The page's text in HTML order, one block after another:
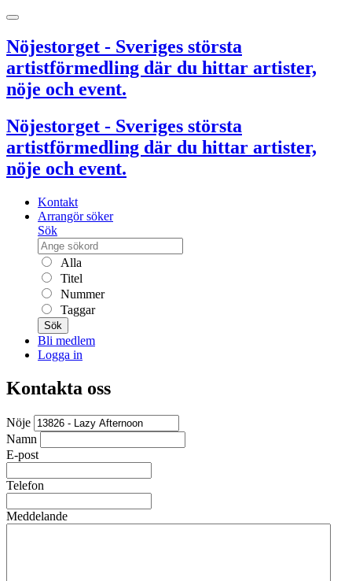
Nöjestorget - Sveriges största
artistförmedling där du hittar artister,
nöje och event.
Nöjestorget - Sveriges största
artistförmedling där du hittar artister,
nöje och event.
Kontakt
Arrangör söker
Sök
Alla
Titel
Nummer
Taggar
Sök
Bli medlem
Logga in
Kontakta oss
Nöje
Namn
E-post
Telefon
Meddelande